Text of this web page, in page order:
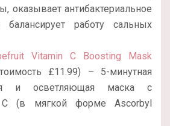
оказывает антибактериальное
работу сальных
Vitamin C Boosting Mask
£11.99) – 5-минутная
и осветляющая маска с
С (в мягкой форме Ascorbyl